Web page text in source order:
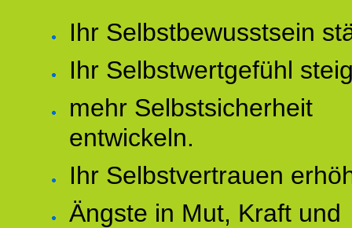
Ihr Selbstbewusstsein
Ihr Selbstwertgefühl
mehr Selbstsicherheit
entwickeln.
Ihr Selbstvertrauen
Ängste in Mut, Kraft und